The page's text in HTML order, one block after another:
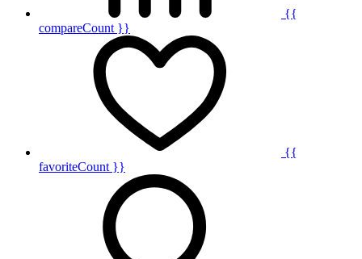
{{
compareCount }}
{{
favoriteCount }}